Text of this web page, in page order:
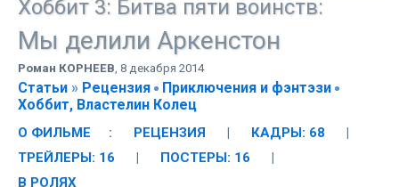
Хоббит 3: Битва пяти воинств:
Мы делили Аркенстон
Роман КОРНЕЕВ, 8 декабря 2014
Статьи » Рецензия
Приключения и фэнтэзи
Хоббит, Властелин Колец
О ФИЛЬМЕ : РЕЦЕНЗИЯ | КАДРЫ: 68
|
ТРЕЙЛЕРЫ: 16
| ПОСТЕРЫ: 16
|
В РОЛЯХ